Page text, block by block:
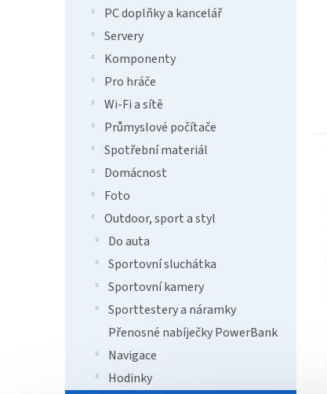
PC doplňky a kancelář
Servery
Komponenty
Pro hráče
Wi-Fi a sítě
Průmyslové počítače
Spotřební materiál
Domácnost
Foto
Outdoor, sport a styl
Do auta
Sportovní sluchátka
Sportovní kamery
Sporttestery a náramky
Přenosné nabíječky PowerBank
Navigace
Hodinky